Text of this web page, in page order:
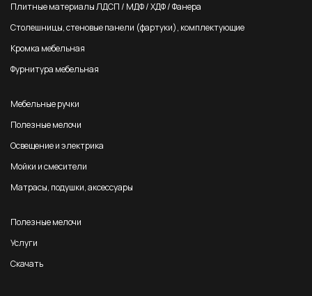
Плитные материалы ЛДСП / МДФ / ХДФ / Фанера
Столешницы, стеновые панели (фартуки), комплектующие
Кромка мебельная
Фурнитура мебельная
Мебельные ручки
Полезные мелочи
Освещение и электрика
Мойки и смесители
Матрасы, подушки, аксессуары
Полезные мелочи
Услуги
Скачать